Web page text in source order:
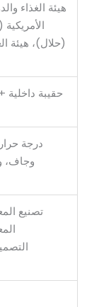
(حلال)، هيئة
حقيبة
درجة
وجاف،
تصنيع